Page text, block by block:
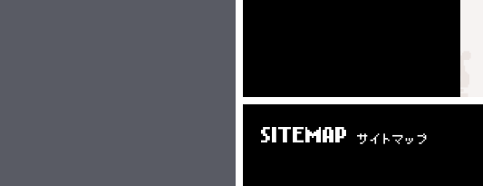
SITEMAP サイトマップ